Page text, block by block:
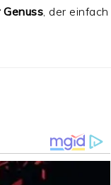
, der einfach